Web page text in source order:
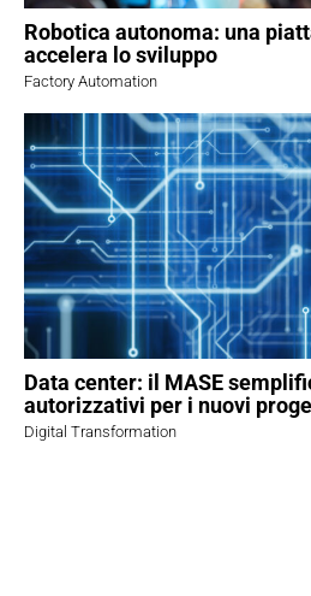
Robotica autonoma: una
accelera lo sviluppo
Factory Automation
Data center: il MASE
autorizzativi per i nuovi
Digital Transformation